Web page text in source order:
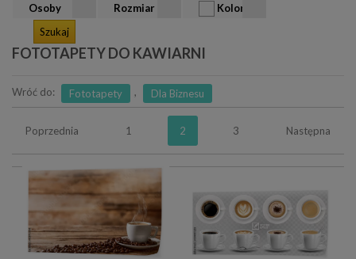
Osoby
Rozmiar Kolor
FOTOTAPETY DO KAWIARNI
Wróć do: Fototapety , Dla Biznesu
Poprzednia 1 2 3 Następna